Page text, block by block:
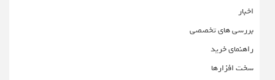
اخبار
بررسی های تخصصی
راهنمای خرید
سخت افزارها